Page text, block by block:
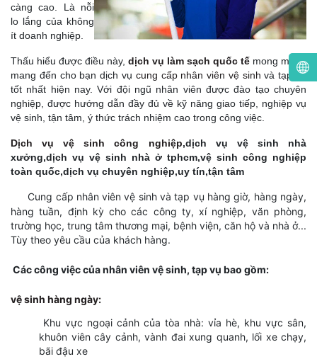
càng cao. Là nỗi
lo lắng của không
ít doanh nghiệp.
Thấu hiểu được điều này, dịch vụ làm sạch quốc tế mong muốn
mang đến cho bạn dịch vụ cung cấp nhân viên vệ sinh và tạp vụ
tốt nhất hiện nay. Với đội ngũ nhân viên được đào tạo chuyên
nghiệp, được hướng dẫn đầy đủ về kỹ năng giao tiếp, nghiệp vụ
vệ sinh, tận tâm, ý thức trách nhiệm cao trong công việc.
Dịch vụ vệ sinh công nghiệp,dịch vụ vệ sinh nhà
xưởng,dịch vụ vệ sinh nhà ở tphcm,vệ sinh công nghiệp
toàn quốc,dịch vụ chuyên nghiệp,uy tín,tận tâm
Cung cấp nhân viên vệ sinh và tạp vụ hàng giờ, hàng ngày,
hàng tuần, định kỳ cho các công ty, xí nghiệp, văn phòng,
trường học, trung tâm thương mại, bệnh viện, căn hộ và nhà ở...
Tùy theo yêu cầu của khách hàng.
Các công việc của nhân viên vệ sinh, tạp vụ bao gồm:
vệsinh hàng ngày:
Khu vực ngoại cảnh của tòa nhà: vỉa hè, khu vực sân,
khuôn viên cây cảnh, vành đai xung quanh, lối xe chạy,
bãi đậu xe